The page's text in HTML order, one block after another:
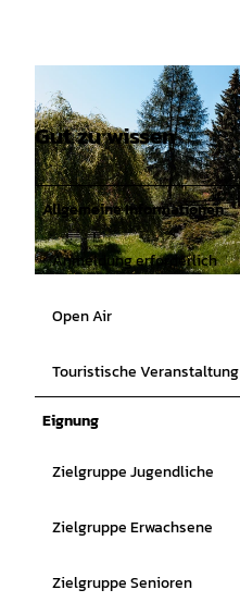
Gut zu wissen
Allgemeine Informationen
Anmeldung erforderlich
Open Air
Touristische Veranstaltung
Eignung
Zielgruppe Jugendliche
Zielgruppe Erwachsene
Zielgruppe Senioren